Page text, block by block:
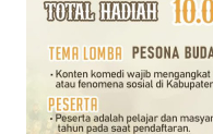
WN
WN
NTT